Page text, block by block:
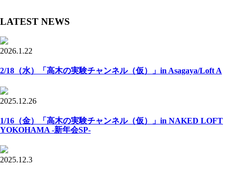
LATEST NEWS
2026.1.22
2/18（水）「高木の実験チャンネル（仮）」in Asagaya/Loft A
2025.12.26
1/16（金）「高木の実験チャンネル（仮）」in NAKED LOFT
YOKOHAMA -新年会SP-
2025.12.3